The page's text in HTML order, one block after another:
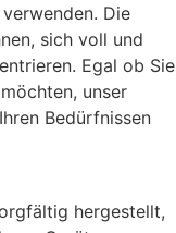
Die
sich voll und
Egal ob Sie
unser
Bedürfnissen
hergestellt,